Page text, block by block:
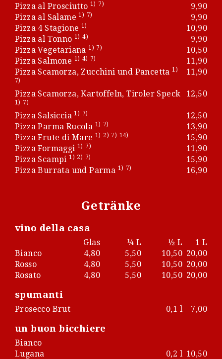
Pizza al Prosciutto 1) 7)
9,90
Pizza al Salame 1) 7)
9,90
Pizza 4 Stagione 1)
10,90
Pizza al Tonno 1) 4)
9,90
Pizza Vegetariana 1) 7)
10,50
Pizza Salmone 1) 4) 7)
11,90
Pizza Scamorza, Zucchini und Pancetta 1)
7)
11,90
Pizza Scamorza, Kartoffeln, Tiroler Speck
1) 7)
12,50
Pizza Salsiccia 1) 7)
12,50
Pizza Parma Rucola 1) 7)
13,90
Pizza Frute di Mare 1) 2) 7) 14)
15,90
Pizza Formaggi 1) 7)
11,90
Pizza Scampi 1) 2) 7)
15,90
Pizza Burrata und Parma 1) 7) 16,90
Getränke
vino della casa
Glas ¼ L ½ L
1 L
Bianco
4,80 5,50 10,50 20,00
Rosso
4,80 5,50 10,50 20,00
Rosato
4,80 5,50 10,50 20,00
spumanti
Prosecco Brut 0,1 l 7,00
un buon bicchiere
Bianco
Lugana
0,2 l 10,50